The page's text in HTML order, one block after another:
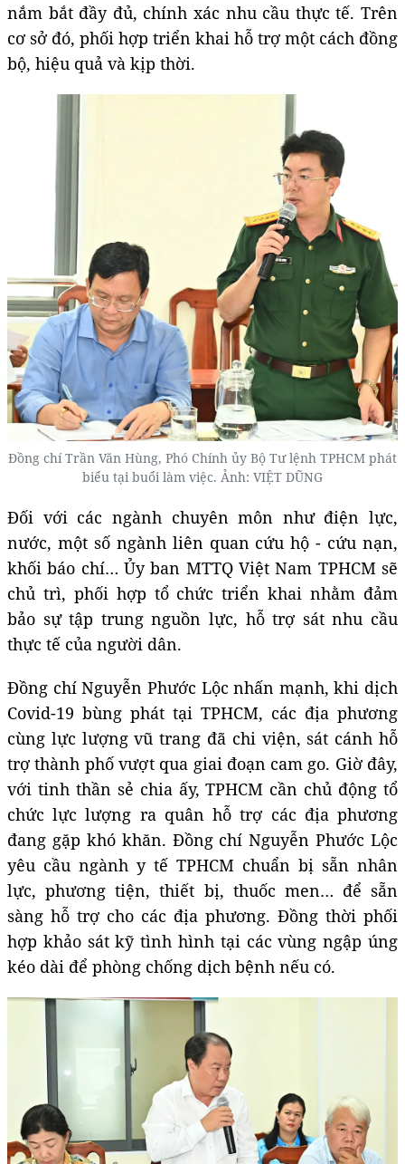
nắm bắt đầy đủ, chính xác nhu cầu thực tế. Trên
cơ sở đó, phối hợp triển khai hỗ trợ một cách đồng
bộ, hiệu quả và kịp thời.
Đồng chí Trần Văn Hùng, Phó Chính ủy Bộ Tư lệnh TPHCM phát
biểu tại buổi làm việc. Ảnh: VIỆT DŨNG
Đối với các ngành chuyên môn như điện lực,
nước, một số ngành liên quan cứu hộ - cứu nạn,
khối báo chí… Ủy ban MTTQ Việt Nam TPHCM sẽ
chủ trì, phối hợp tổ chức triển khai nhằm đảm
bảo sự tập trung nguồn lực, hỗ trợ sát nhu cầu
thực tế của người dân.
Đồng chí Nguyễn Phước Lộc nhấn mạnh, khi dịch
Covid-19 bùng phát tại TPHCM, các địa phương
cùng lực lượng vũ trang đã chi viện, sát cánh hỗ
trợ thành phố vượt qua giai đoạn cam go. Giờ đây,
với tinh thần sẻ chia ấy, TPHCM cần chủ động tổ
chức lực lượng ra quân hỗ trợ các địa phương
đang gặp khó khăn. Đồng chí Nguyễn Phước Lộc
yêu cầu ngành y tế TPHCM chuẩn bị sẵn nhân
lực, phương tiện, thiết bị, thuốc men… để sẵn
sàng hỗ trợ cho các địa phương. Đồng thời phối
hợp khảo sát kỹ tình hình tại các vùng ngập úng
kéo dài để phòng chống dịch bệnh nếu có.